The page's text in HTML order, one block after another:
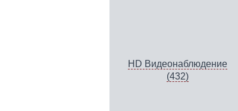
HD Видеонаблюдение
(432)